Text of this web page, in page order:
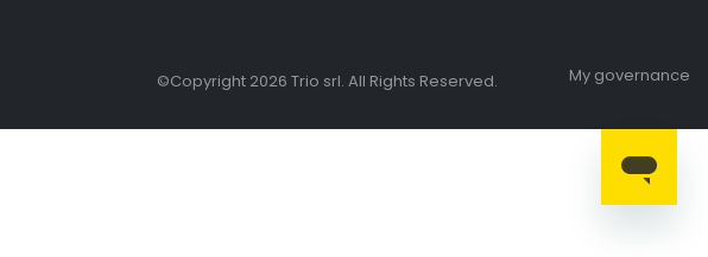
My governance
©Copyright 2026 Trio srl. All Rights Reserved.